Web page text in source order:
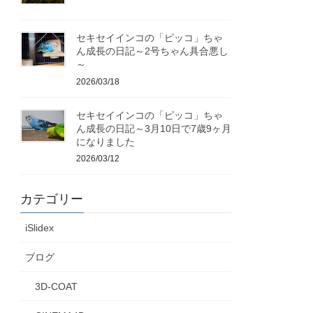
セキセイインコの「ピッコ」ちゃ
ん成長の日記～2号ちゃん具合悪し
～
2026/03/18
セキセイインコの「ピッコ」ちゃ
ん成長の日記～3月10日で7歳9ヶ月
になりました
2026/03/12
カテゴリー
iSlidex
ブログ
3D-COAT